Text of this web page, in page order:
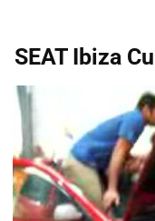
SEAT Ibiza